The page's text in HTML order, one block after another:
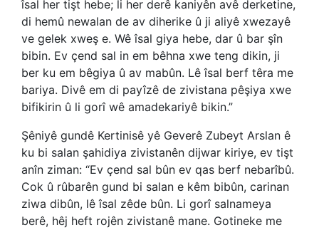
îsal her tişt hebe; li her derê kaniyên avê derketine,
di hemû newalan de av diherike û ji aliyê xwezayê
ve gelek xweş e. Wê îsal giya hebe, dar û bar şîn
bibin. Ev çend sal in em bêhna xwe teng dikin, ji
ber ku em bêgiya û av mabûn. Lê îsal berf têra me
bariya. Divê em di payîzê de zivistana pêşiya xwe
bifikirin û li gorî wê amadekariyê bikin.”
Şêniyê gundê Kertinisê yê Geverê Zubeyt Arslan ê
ku bi salan şahidiya zivistanên dijwar kiriye, ev tişt
anîn ziman: “Ev çend sal bûn ev qas berf nebarîbû.
Cok û rûbarên gund bi salan e kêm bibûn, carinan
ziwa dibûn, lê îsal zêde bûn. Li gorî salnameya
berê, hêj heft rojên zivistanê mane. Gotineke me